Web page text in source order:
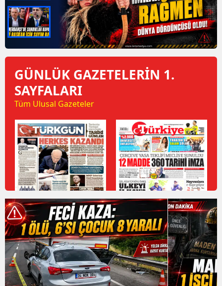
GÜNLÜK GAZETELERİN 1.
SAYFALARI
Tüm Ulusal Gazeteler